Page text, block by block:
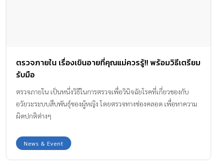
ตรวจภายใน เรื่องเขินอายที่คุณแม่ควรรู้!! พร้อมวิธีเตรียม
รับมือ
ตรวจภายใน เป็นหนึ่งวิธีในการตรวจเพื่อวินิจฉัยโรคที่เกี่ยวของกับ
อวัยวะระบบสืบพันธุ์ของผู้หญิง โดยตรวจทางช่องคลอด เพื่อหาความ
ผิดปกติต่างๆ
News & Event